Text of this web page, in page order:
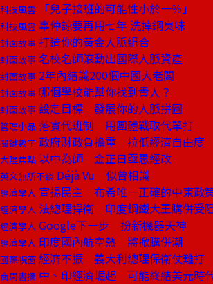
科技風雲 「兒子接班的可能性小於一％」
科技風雲 辜仲諒要再用七年 洗掉銅臭味
封面故事 打造你的黃金人脈組合
封面故事 名校名師滾動出國際人脈資產
封面故事 2年內結識200個中國大老闆
封面故事 哪個學校能幫你找到貴人？
封面故事 設定目標 發展你的人脈拼圖
管理小品 落實代班制 用團體戰取代單打
關鍵數字 政府財政負擔重 拉低經濟自由度
大陸焦點 以中為師 金正日亟思經改
英文無所不談 Déjà Vu 似曾相識
經濟學人 宣揚民主 布希唯一正確的中東政
經濟學人 法總理捍衛 印度鋼鐵大王購併受
經濟學人 Google下一步 扮新機器天神
經濟學人 印度國內航空熱 將掀購併潮
國際視窗 經濟不振 義大利總理保衛仗難打
商周書摘 中、印經濟崛起 可能終結美元時